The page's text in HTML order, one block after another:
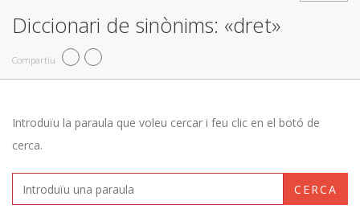
Diccionari de sinònims: «dret»
Compartiu
Introduïu la paraula que voleu cercar i feu clic en el botó de
cerca.
CERCA